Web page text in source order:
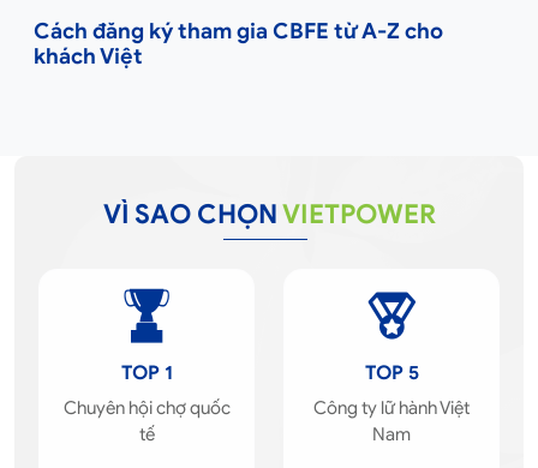
Cách đăng ký tham gia CBFE từ A-Z cho
khách Việt
VÌ SAO CHỌNVIETPOWER
TOP 1
Chuyên hội chợ quốc
tế
TOP 5
Công ty lữ hành Việt
Nam